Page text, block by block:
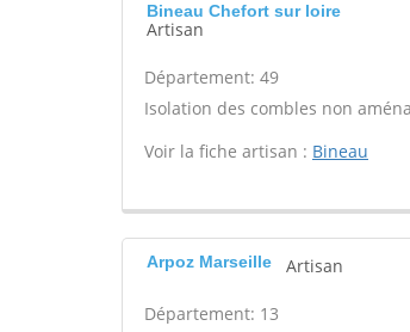
Bineau Chefort sur loire
Artisan
Département: 49
Isolation des combles non
Voir la fiche artisan : Bineau
Arpoz Marseille Artisan
Département: 13